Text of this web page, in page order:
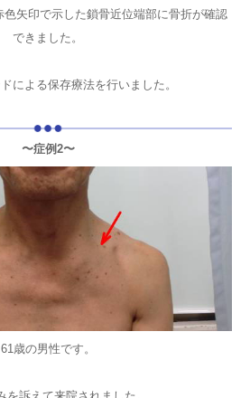
矢印で示した鎖骨近位端部に骨折が確認
できました。
による保存療法を行いました。
〜症例2〜
61歳の男性です。